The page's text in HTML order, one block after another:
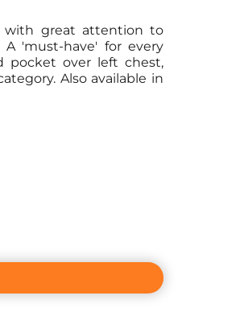
with great attention to
'must-have' for every
pocket over left chest,
Also available in